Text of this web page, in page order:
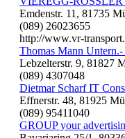
Emdenstr. 11, 81735
(089) 26023655
http://www.vr-
Thomas Mann
Lebzelterstr. 9, 81827
(089) 4307048
Dietmar Scharf IT
Effnerstr. 48, 81925
(089) 95411040
GROUP your